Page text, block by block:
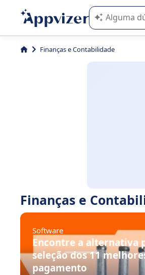
A IA do
Finanças e Contabilidade
Finanças e
Software
Encontre a alternativa
seleção dos 11
pagamento